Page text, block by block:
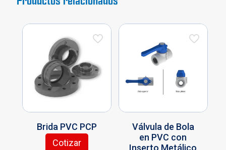
Brida PVC PCP
Cotizar
Este
Válvula de Bola
en PVC con
Inserto Metálico